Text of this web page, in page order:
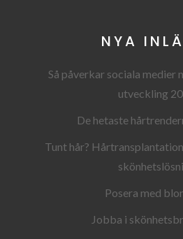
NYA
Så påverkar sociala medier
utveckling
De hetaste
Tunt hår?
Posera med
Jobba i